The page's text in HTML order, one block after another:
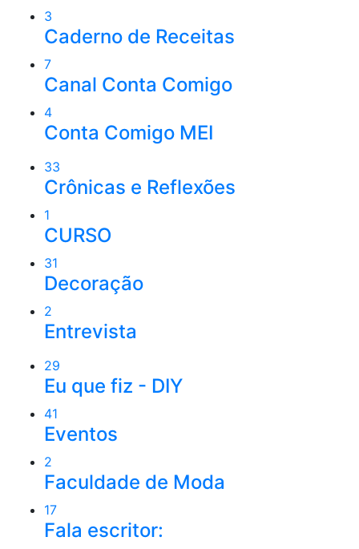
3
Caderno de Receitas
7
Canal Conta Comigo
4
Conta Comigo MEI
33
Crônicas e Reflexões
1
CURSO
31
Decoração
2
Entrevista
29
Eu que fiz - DIY
41
Eventos
2
Faculdade de Moda
17
Fala escritor: